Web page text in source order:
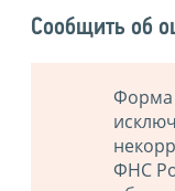
Сообщить об
Форма
ФНС